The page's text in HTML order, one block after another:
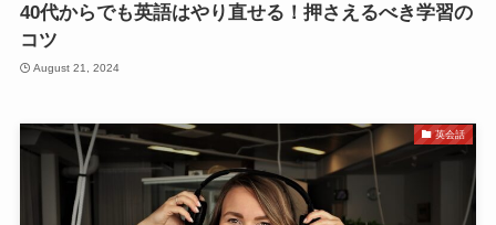
40代からでも英語はやり直せる！押さえるべき学習の
コツ
August 21, 2024
英会話